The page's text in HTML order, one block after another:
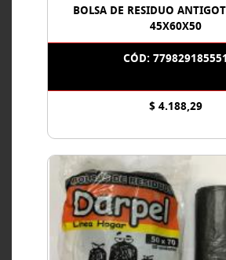
BOLSA DE RESIDUO
45X60X50
CÓD: 779829185551
$ 4.188,29